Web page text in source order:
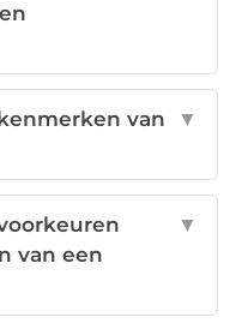
van
▼
van een
▼